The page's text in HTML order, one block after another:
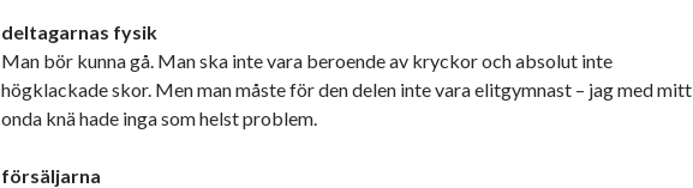
deltagarnas fysik
Man bör kunna gå. Man ska inte vara beroende av kryckor och absolut inte
högklackade skor. Men man måste för den delen inte vara elitgymnast – jag med mitt
onda knä hade inga som helst problem.
försäljarna